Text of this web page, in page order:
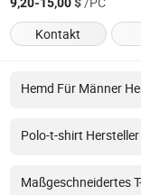
Kontakt
Polo-t-shirt Hersteller